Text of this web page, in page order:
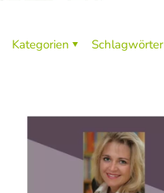
Kategorien Schlagwörter